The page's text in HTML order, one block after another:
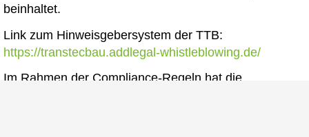
beinhaltet.
Link zum Hinweisgebersystem der TTB:
https://transtecbau.addlegal-whistleblowing.de/
Im Rahmen der Compliance-Regeln hat die